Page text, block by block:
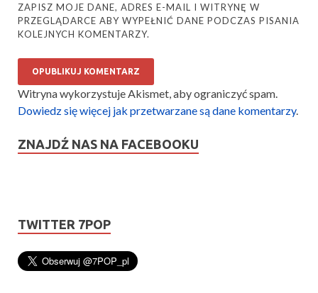
ZAPISZ MOJE DANE, ADRES E-MAIL I WITRYNĘ W
PRZEGLĄDARCE ABY WYPEŁNIĆ DANE PODCZAS PISANIA
KOLEJNYCH KOMENTARZY.
Witryna wykorzystuje Akismet, aby ograniczyć spam.
Dowiedz się więcej jak przetwarzane są dane komentarzy.
ZNAJDŹ NAS NA FACEBOOKU
TWITTER 7POP